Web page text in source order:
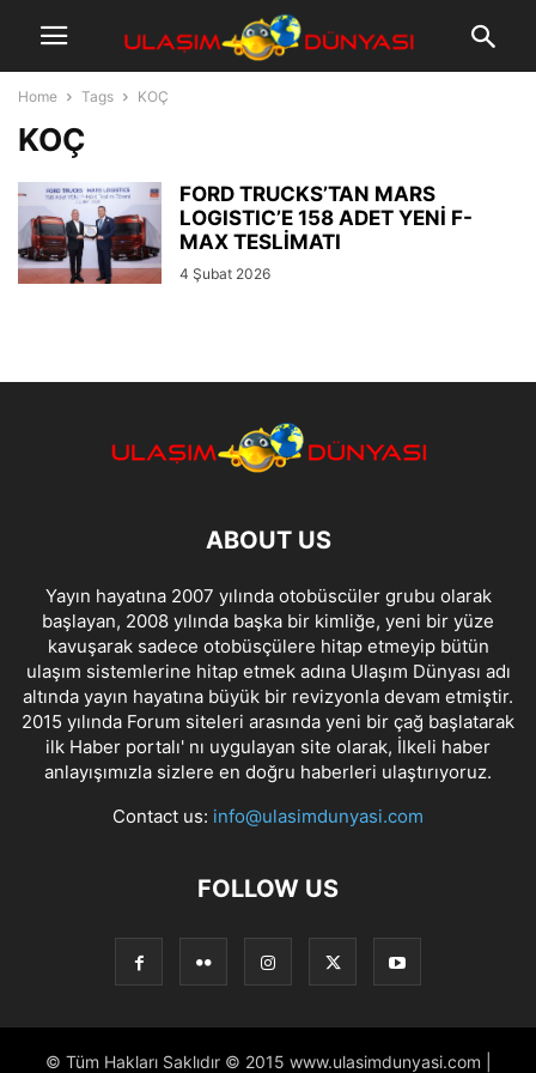
Home Tags KOÇ
KOÇ
FORD TRUCKS’TAN MARS
LOGISTIC’E 158 ADET YENİ F-
MAX TESLİMATI
4 Şubat 2026
ABOUT US
Yayın hayatına 2007 yılında otobüscüler grubu olarak
başlayan, 2008 yılında başka bir kimliğe, yeni bir yüze
kavuşarak sadece otobüsçülere hitap etmeyip bütün
ulaşım sistemlerine hitap etmek adına Ulaşım Dünyası adı
altında yayın hayatına büyük bir revizyonla devam etmiştir.
2015 yılında Forum siteleri arasında yeni bir çağ başlatarak
ilk Haber portalı' nı uygulayan site olarak, İlkeli haber
anlayışımızla sizlere en doğru haberleri ulaştırıyoruz.
Contact us: info@ulasimdunyasi.com
FOLLOW US
© Tüm Hakları Saklıdır © 2015 www.ulasimdunyasi.com |